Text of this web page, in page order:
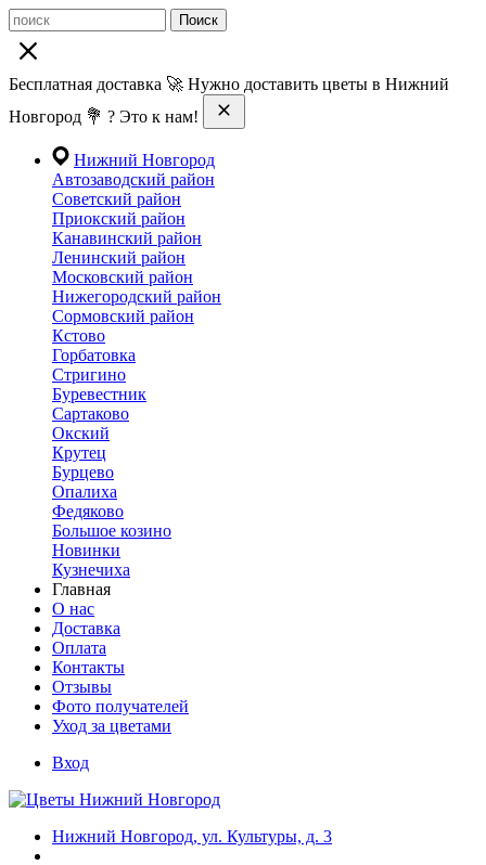
Поиск
Бесплатная доставка 🚀 Нужно доставить цветы в Нижний
Новгород 💐 ? Это к нам!
Нижний Новгород
Автозаводский район
Советский район
Приокский район
Канавинский район
Ленинский район
Московский район
Нижегородский район
Сормовский район
Кстово
Горбатовка
Стригино
Буревестник
Сартаково
Окский
Крутец
Бурцево
Опалиха
Федяково
Большое козино
Новинки
Кузнечиха
Главная
О нас
Доставка
Оплата
Контакты
Отзывы
Фото получателей
Уход за цветами
Вход
Нижний Новгород, ул. Культуры, д. 3